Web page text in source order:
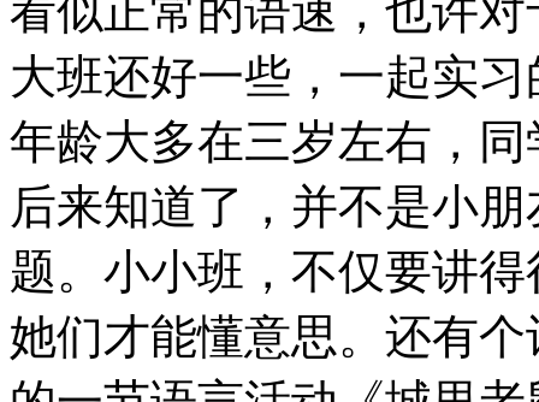
看似正常的语速，也许
大班还好一些，一起实
年龄大多在三岁左右，
后来知道了，并不是小
题。小小班，不仅要讲
她们才能懂意思。还有